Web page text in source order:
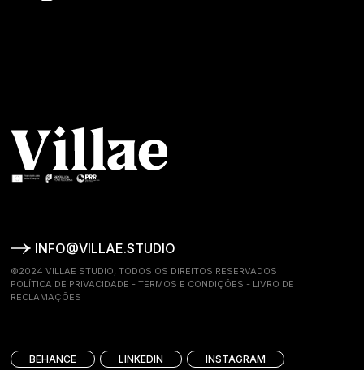
INFO@VILLAE.STUDIO
©2024 VILLAE STUDIO, TODOS OS DIREITOS RESERVADOS
POLÍTICA DE PRIVACIDADE -TERMOS E CONDIÇÕES - LIVRO DE
RECLAMAÇÕES
BEHANCE LINKEDIN INSTAGRAM